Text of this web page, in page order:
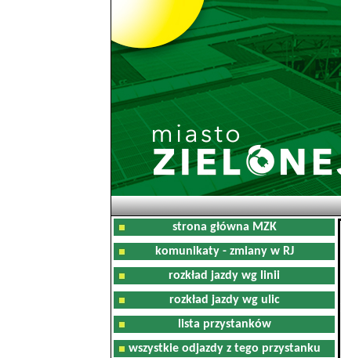
strona główna MZK
komunikaty - zmiany w RJ
rozkład jazdy wg linii
rozkład jazdy wg ulic
lista przystanków
wszystkie odjazdy z tego przystanku